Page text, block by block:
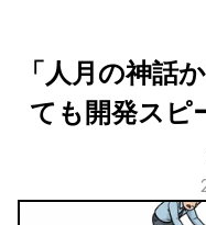
「人月の神話
ても開発スピ